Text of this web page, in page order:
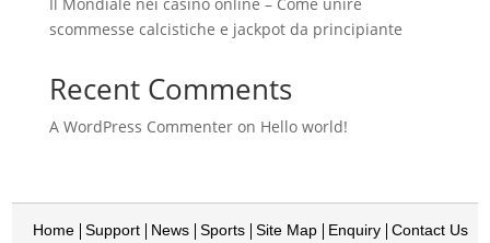
scommesse calcistiche e jackpot da principiante
Recent Comments
A WordPress Commenteron Hello world!
Home Support News Sports Site Map Enquiry Contact Us